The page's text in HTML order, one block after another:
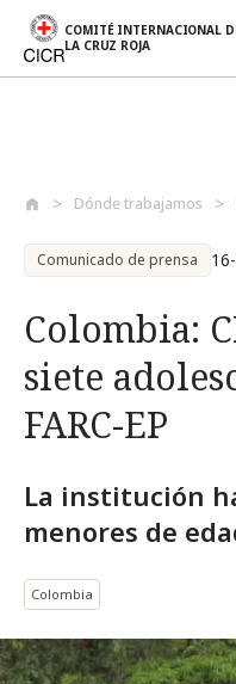
COMITÉ INTERNACIONAL
LA CRUZ ROJA
Dónde trabajamos
Comunicado de prensa
Colombia:
siete
FARC-EP
La institución
menores de
Colombia